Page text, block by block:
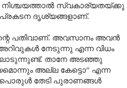
നിശ്ചയത്താൽ സ്വകാര്യതയ്ക്കു
ദൃശ്യങ്ങളാണ്.
പതിവാണ്. അവസാനം അവൻ
നേടുന്നു എന്ന വിധം
താനേ അടഞ്ഞു
അല്ല കേട്ടൊ” എന്ന
പൊരുൾ തേടി പുരാണങ്ങൾ